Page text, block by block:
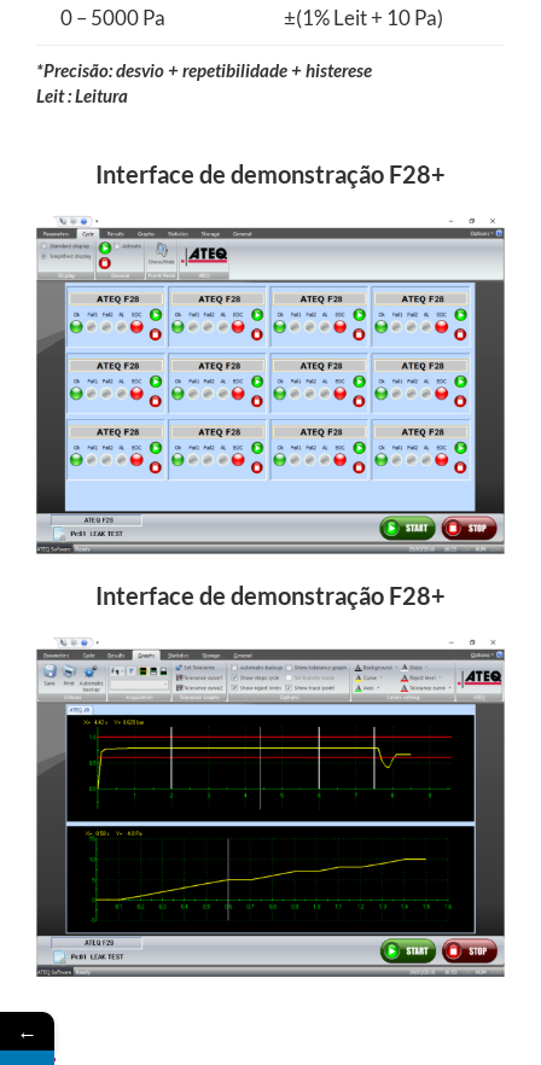
0 – 5000 Pa ±(1% Leit + 10 Pa)
*Precisão: desvio + repetibilidade + histerese
Leit : Leitura
Interface de demonstração F28+
Interface de demonstração F28+
←